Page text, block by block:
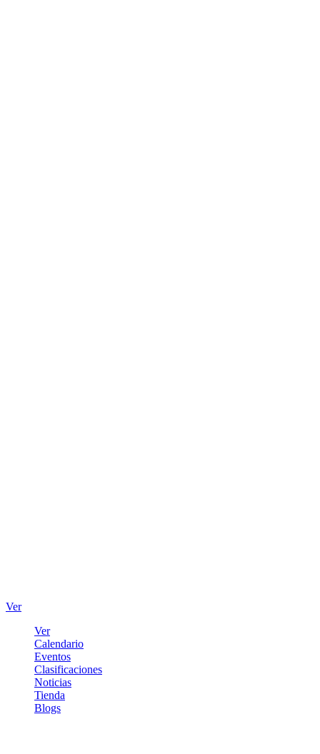
Ver
Ver
Calendario
Eventos
Clasificaciones
Noticias
Tienda
Blogs